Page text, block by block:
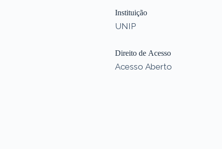
Instituição
UNIP
Direito de Acesso
Acesso Aberto